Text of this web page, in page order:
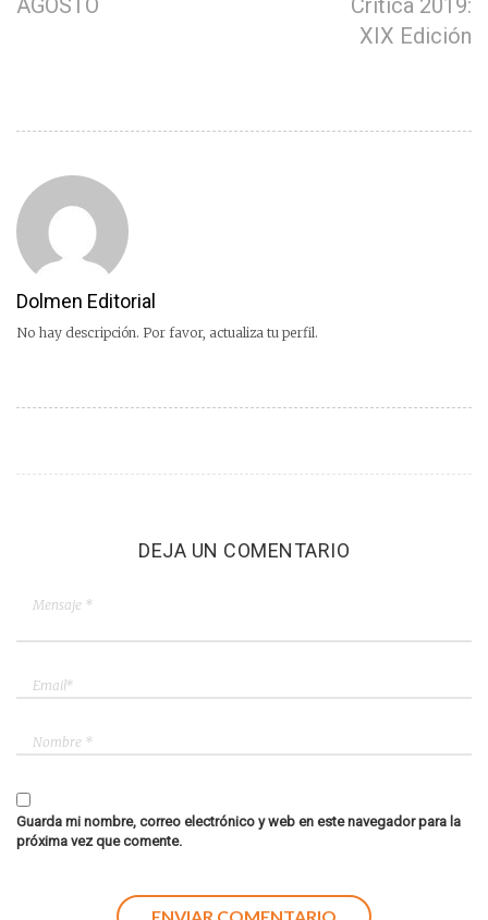
AGOSTO
Crítica 2019:
XIX Edición
Dolmen Editorial
No hay descripción. Por favor, actualiza tu perfil.
DEJA UN COMENTARIO
Guarda mi nombre, correo electrónico y web en este navegador para la
próxima vez que comente.